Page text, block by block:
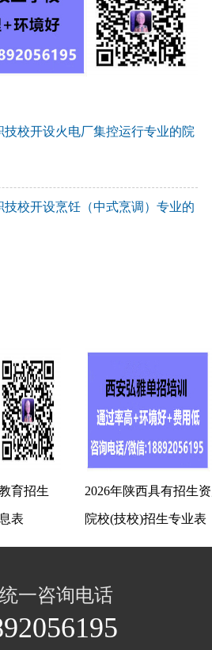
技校开设火电厂集控运行专业的院
技校开设烹饪（中式烹调）专业的
育招生
表
2026年陕西具有招生
院校(技校)招生专业表
一咨询电话